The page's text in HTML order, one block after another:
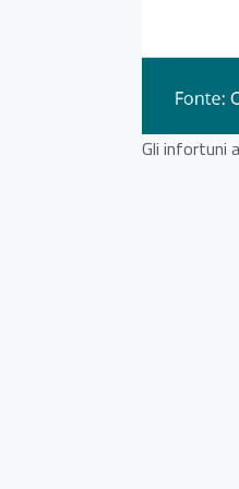
Gli infortuni